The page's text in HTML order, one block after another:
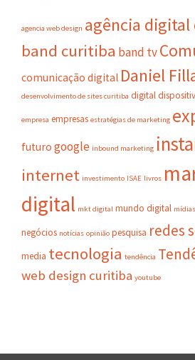
agencia web design agência
band curitiba band tv
comunicação digital Daniel
desenvolvimento de sites curitiba digital
empresa empresas estratégias de marketing
futuro google inbound marketing
internet investimento ISAE livros
digital mkt digital mundo digital mídias
negócios notícias opinião pesquisa redes
media tecnologia tendência
web design curitiba youtube